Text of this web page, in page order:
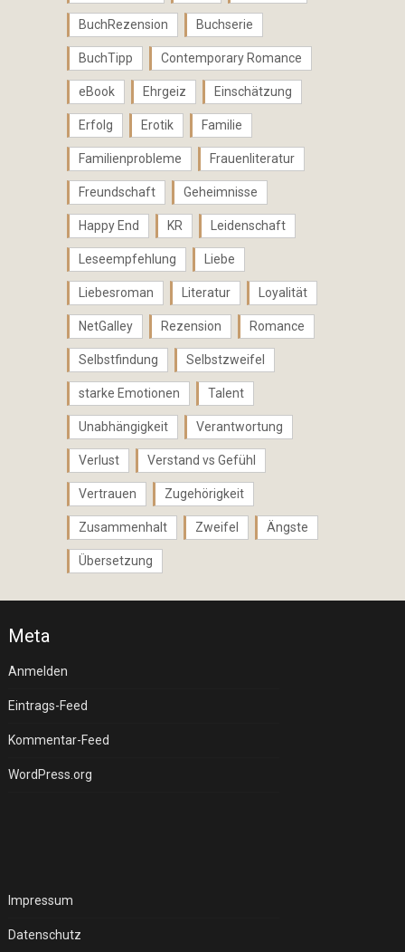
BuchRezension Buchserie
BuchTipp Contemporary Romance
eBook Ehrgeiz Einschätzung
Erfolg Erotik Familie
Familienprobleme Frauenliteratur
Freundschaft Geheimnisse
Happy End KR Leidenschaft
Leseempfehlung Liebe
Liebesroman Literatur Loyalität
NetGalley Rezension Romance
Selbstfindung Selbstzweifel
starke Emotionen Talent
Unabhängigkeit Verantwortung
Verlust Verstand vs Gefühl
Vertrauen Zugehörigkeit
Zusammenhalt Zweifel Ängste
Übersetzung
Meta
Anmelden
Eintrags-Feed
Kommentar-Feed
WordPress.org
Impressum
Datenschutz